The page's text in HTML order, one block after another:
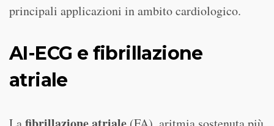
principali applicazioni in ambito cardiologico.
AI-ECG e fibrillazione
atriale